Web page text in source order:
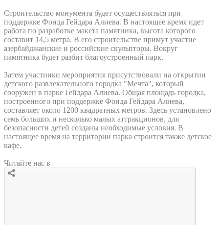
Строительство монумента будет осуществляться при
поддержке Фонда Гейдара Алиева. В настоящее время идет
работа по разработке макета памятника, высота которого
составит 14,5 метра. В его строительстве примут участие
азербайджанские и российские скульпторы. Вокруг
памятника будет разбит благоустроенный парк.
Затем участники мероприятия присутствовали на открытии
детского развлекательного городка "Мечта", который
сооружен в парке Гейдара Алиева. Общая площадь городка,
построенного при поддержке Фонда Гейдара Алиева,
составляет около 1200 квадратных метров. Здесь установлено
семь больших и несколько малых аттракционов, для
безопасности детей созданы необходимые условия. В
настоящее время на территории парка строится также детское
кафе.
Читайте нас в